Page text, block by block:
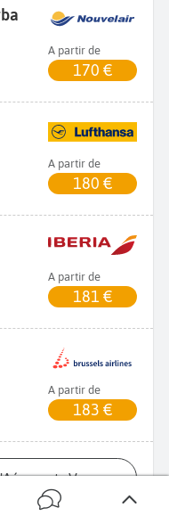
A partir de
170 €
A partir de
180 €
A partir de
181 €
A partir de
183 €
Voyages